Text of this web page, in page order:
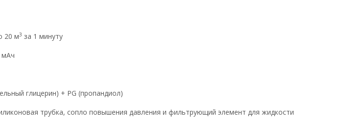
20 м3 за 1 минуту
мАч
глицерин) + PG (пропандиол)
трубка, сопло повышения давления и фильтрующий элемент для жидкости